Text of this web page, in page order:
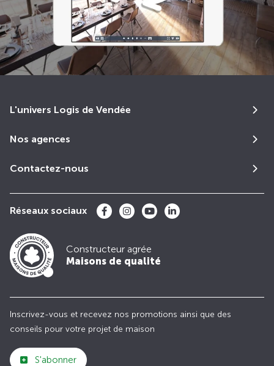
L'univers Logis de Vendée
Nos agences
Contactez-nous
Réseaux sociaux
Constructeur agrée
Maisons de qualité
Inscrivez-vous et recevez nos promotions ainsi que des
conseils pour votre projet de maison
S'abonner